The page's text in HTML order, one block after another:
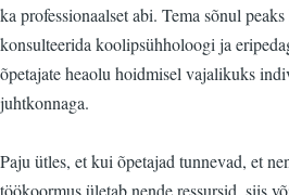
ka professionaalset abi. Tema sõnul
konsulteerida koolipsühholoogi ja
õpetajate heaolu hoidmisel vajalikuks
juhtkonnaga.
Paju ütles, et kui õpetajad tunnevad, et
töökoormus ületab nende ressursid, siis